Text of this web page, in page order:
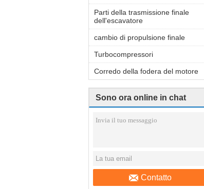
Parti della trasmissione finale
dell'escavatore
cambio di propulsione finale
Turbocompressori
Corredo della fodera del motore
Sono ora online in chat
Contatto